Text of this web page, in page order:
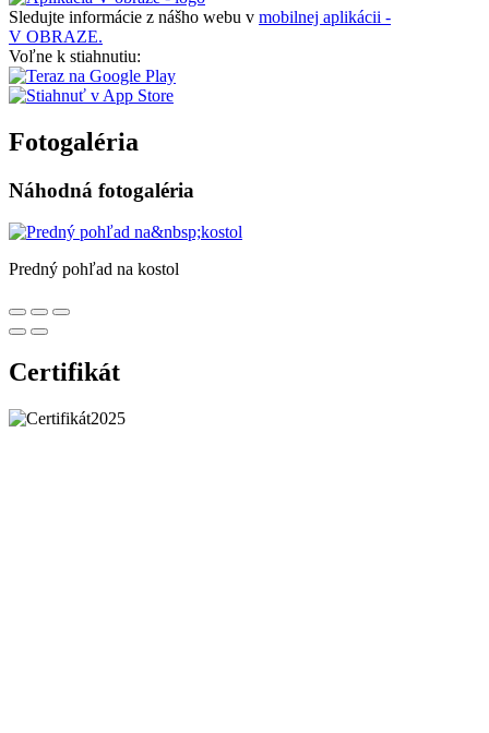
Sledujte informácie z nášho webu v mobilnej aplikácii -
V OBRAZE.
Voľne k stiahnutiu:
Fotogaléria
Náhodná fotogaléria
Predný pohľad na kostol
Certifikát